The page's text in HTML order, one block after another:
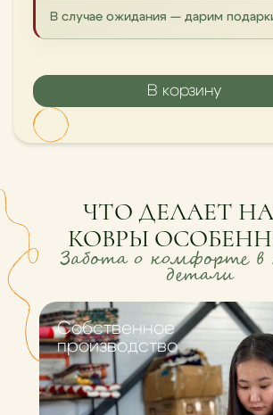
В случае ожидания — дарим
В корзину
Забота о комфорте в
детали
ЧТО ДЕЛАЕТ
КОВРЫ
Cобственное
производство